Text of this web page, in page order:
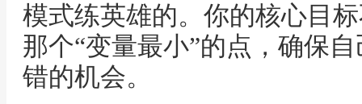
模式练英雄的。你的核心目
那个“变量最小”的点，确保
错的机会。